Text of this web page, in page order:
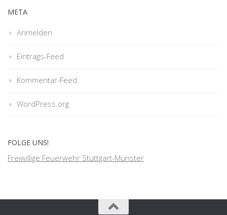
META
Anmelden
Eintrags-Feed
Kommentar-Feed
WordPress.org
FOLGE UNS!
Freiwillige Feuerwehr Stuttgart-Münster